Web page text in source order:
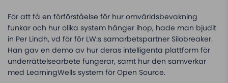
För att få en förförståelse för hur omvärldsbevakning
funkar och hur olika system hänger ihop, hade man bjudit
in Per Lindh, vd för för LW:s samarbetspartner Silobreaker.
Han gav en demo av hur deras intelligenta plattform för
underrättelsearbete fungerar, samt hur den samverkar
med LearningWells system för Open Source.